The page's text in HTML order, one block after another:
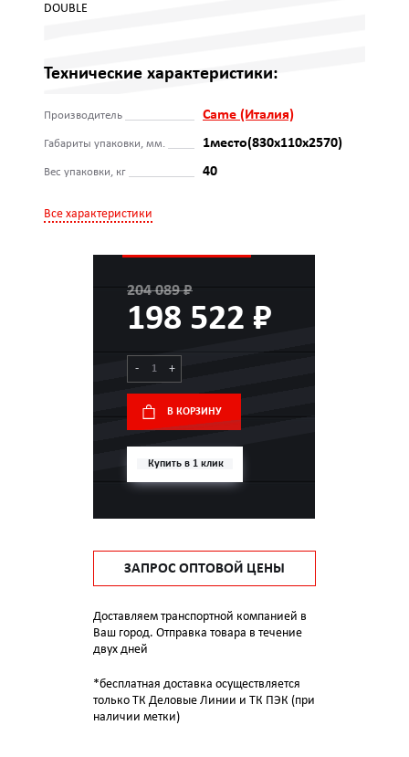
DOUBLE
Технические характеристики:
Производитель Came (Италия)
Габариты упаковки, мм. 1место(830x110x2570)
Вес упаковки, кг 40
Все характеристики
204 089 ₽
198 522 ₽
- +
В КОРЗИНУ
Купить в 1 клик
ЗАПРОС ОПТОВОЙ ЦЕНЫ
Доставляем транспортной компанией в
Ваш город. Отправка товара в течение
двух дней
*бесплатная доставка осуществляется
только ТК Деловые Линии и ТК ПЭК (при
наличии метки)